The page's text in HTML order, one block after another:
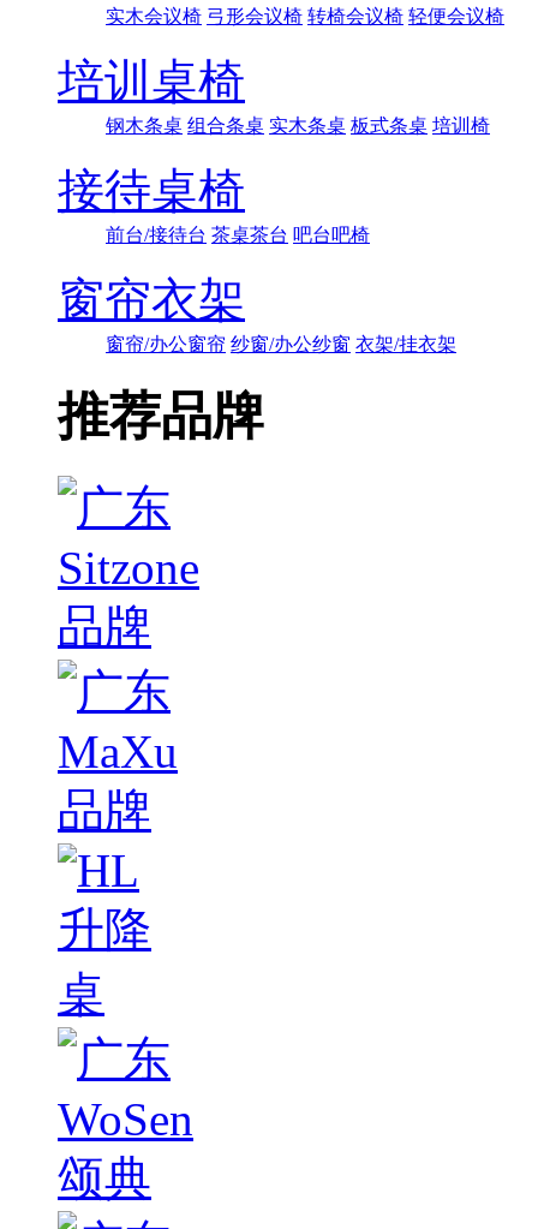
实木会议椅 弓形会议椅 转椅会议椅 轻便会议椅
培训桌椅
钢木条桌 组合条桌 实木条桌 板式条桌 培训椅
接待桌椅
前台/接待台 茶桌茶台 吧台吧椅
窗帘衣架
窗帘/办公窗帘 纱窗/办公纱窗 衣架/挂衣架
推荐品牌